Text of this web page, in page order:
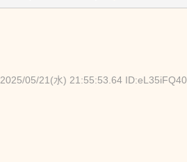
2025/05/21(水) 21:55:53.64 ID:eL35iFQ40